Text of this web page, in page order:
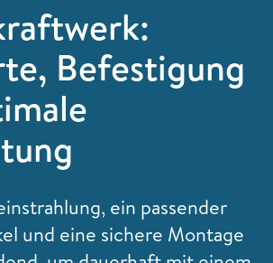
Befestigung
ein passender
und eine sichere Montage